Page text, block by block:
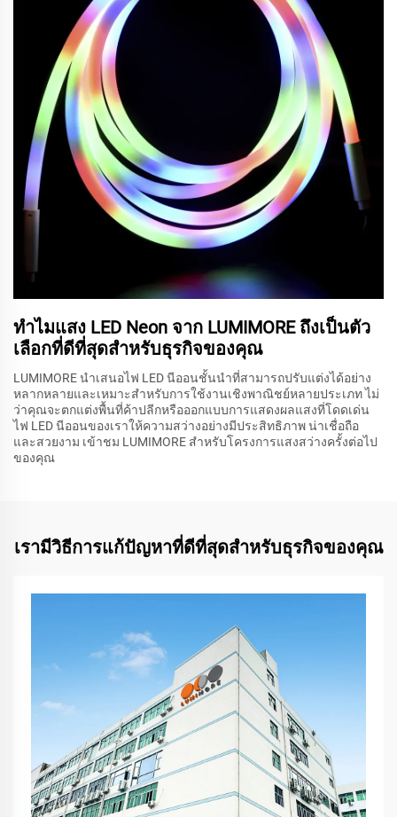
ทำไมแสง LED Neon จาก LUMIMORE ถึงเป็นตัว
เลือกที่ดีที่สุดสำหรับธุรกิจของคุณ
LUMIMORE นำเสนอไฟ LED นีออนชั้นนำที่สามารถปรับแต่งได้อย่าง
หลากหลายและเหมาะสำหรับการใช้งานเชิงพาณิชย์หลายประเภท ไม่
ว่าคุณจะตกแต่งพื้นที่ค้าปลีกหรือออกแบบการแสดงผลแสงที่โดดเด่น
ไฟ LED นีออนของเราให้ความสว่างอย่างมีประสิทธิภาพ น่าเชื่อถือ
และสวยงาม เข้าชม LUMIMORE สำหรับโครงการแสงสว่างครั้งต่อไป
ของคุณ
เรามีวิธีการแก้ปัญหาที่ดีที่สุดสำหรับธุรกิจของคุณ